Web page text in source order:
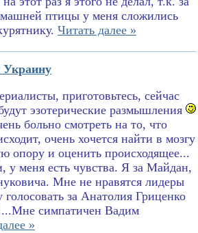
птицы у меня сложились
Читать далее »
приготовьтесь, сейчас
эзотерические размышления
больно смотреть на то, что
очень хочется найти в мозгу
опору и оценить происходящее...
у меня есть чувства. Я за Майдан,
Мне не нравятся лидеры
за Анатолия Гриценко
симпатичен Вадим
»